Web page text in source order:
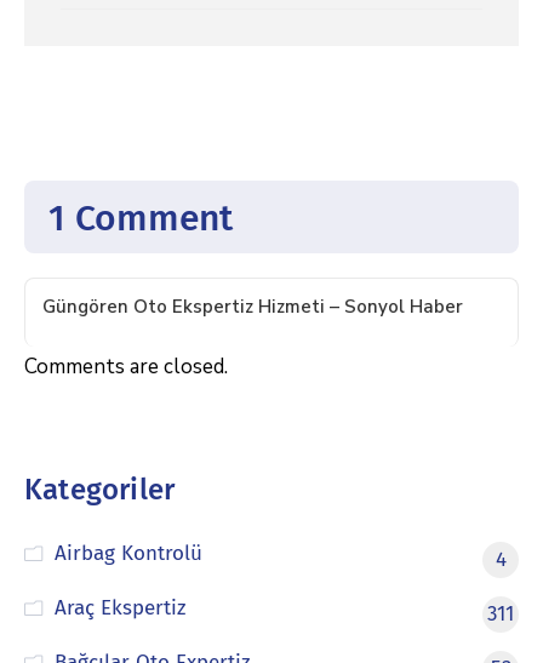
1 Comment
Güngören Oto Ekspertiz Hizmeti – Sonyol Haber
Comments are closed.
Kategoriler
Airbag Kontrolü
4
Araç Ekspertiz
311